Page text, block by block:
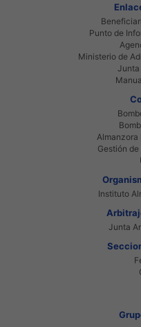
Punto de
Ministerio de
Junta
Almanzora
Gestión
Instituto
Junta